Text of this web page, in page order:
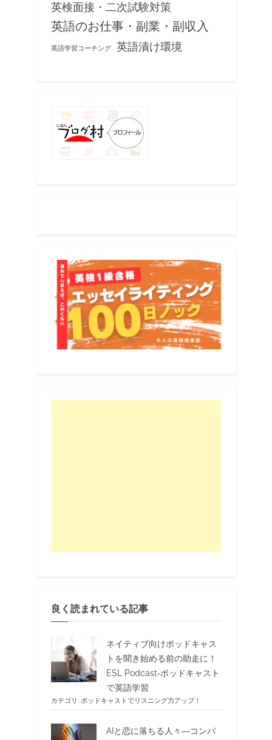
英検面接・二次試験対策
英語のお仕事・副業・副収入
英語学習コーチング 英語漬け環境
良く読まれている記事
ネイティブ向けポッドキャス
トを聞き始める前の助走に！
ESL Podcast‐ポッドキャスト
で英語学習
カテゴリ: ポッドキャストでリスニング力アップ！
AIと恋に落ちる人々―コンパ